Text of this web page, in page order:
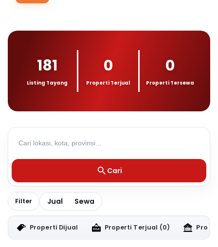
181
Listing Tayang
0
Properti Terjual
0
Properti Tersewa
Cari
Filter Jual Sewa
Properti Dijual Properti Terjual (0)